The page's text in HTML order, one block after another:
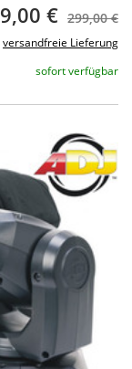
€ 299,00 €
versandfreie Lieferung
sofort verfügbar